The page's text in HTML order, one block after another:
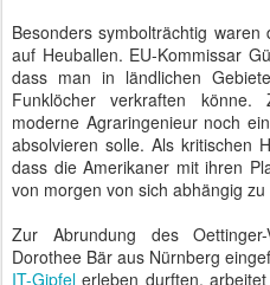
Besonders symbolträchtig
auf Heuballen. EU-Kommissar
dass man in ländlichen
Funklöcher verkraften
moderne Agraringenieur noch
absolvieren solle. Als kritischen
dass die Amerikaner mit ihren
von morgen von sich abhängig zu
Zur Abrundung des
Dorothee Bär aus Nürnberg
IT-Gipfel erleben durften,